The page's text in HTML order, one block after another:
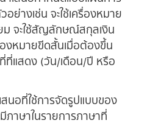
ย่างเช่น จะใช้เครื่องหมาย
จะใช้สัญลักษณ์สกุลเงิน
องหมายขีดสั้นเมื่อต้องขึ้น
ที่แสดง (วัน/เดือน/ปี หรือ
นอที่ใช้การจัดรูปแบบของ
าษาในรายการภาษาที่